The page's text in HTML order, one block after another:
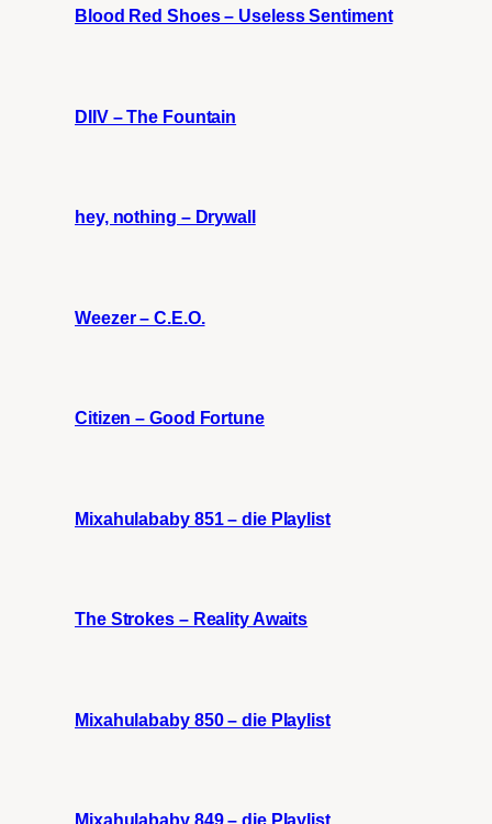
Blood Red Shoes – Useless Sentiment
DIIV – The Fountain
hey, nothing – Drywall
Weezer – C.E.O.
Citizen – Good Fortune
Mixahulababy 851 – die Playlist
The Strokes – Reality Awaits
Mixahulababy 850 – die Playlist
Mixahulababy 849 – die Playlist